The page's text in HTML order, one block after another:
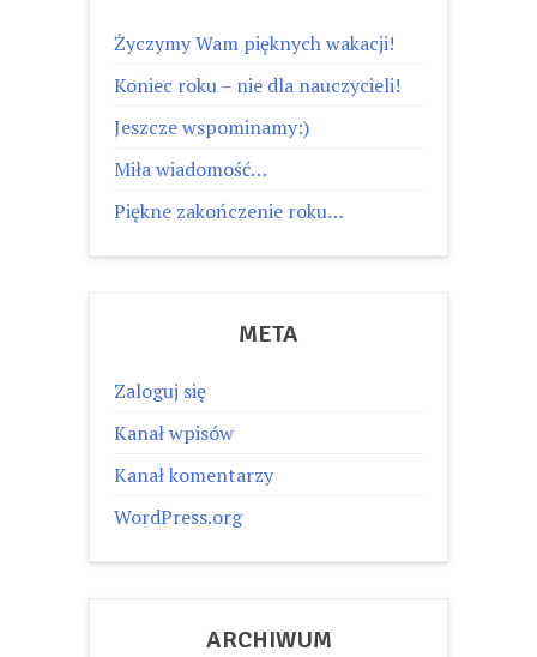
Życzymy Wam pięknych wakacji!
Koniec roku – nie dla nauczycieli!
Jeszcze wspominamy:)
Miła wiadomość…
Piękne zakończenie roku…
META
Zaloguj się
Kanał wpisów
Kanał komentarzy
WordPress.org
ARCHIWUM